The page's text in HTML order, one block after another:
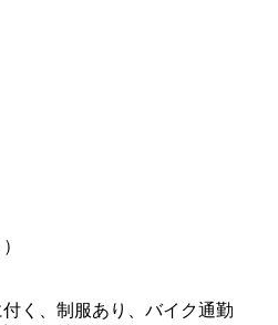
く、制服あり、バイク通勤